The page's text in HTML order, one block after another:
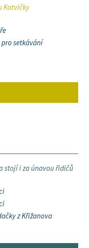
Kotvičky
setkávání
stojí i za únavou řidičů
z Křižanova